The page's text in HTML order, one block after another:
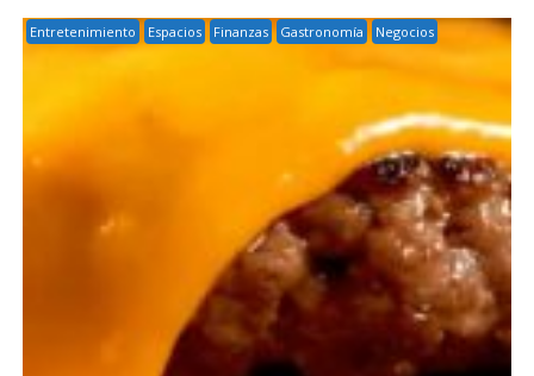
Entretenimiento Espacios Finanzas Gastronomía Negocios